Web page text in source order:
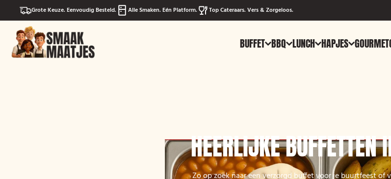
Grote Keuze. Eenvoudig Besteld. Alle Smaken. Eén Platform. Top Cateraars. Vers & Zorgeloos.
BUFFET BBQ LUNCH HAPJES GOURMET
HEERLIJKE BUFFETTEN
Zo op zoek naar een verzorgd buffet voor je buurtfeest of